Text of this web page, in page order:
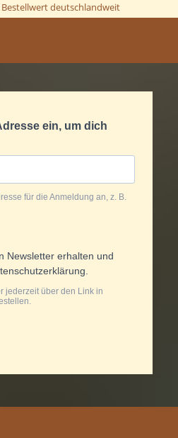
Bestellwert deutschlandweit